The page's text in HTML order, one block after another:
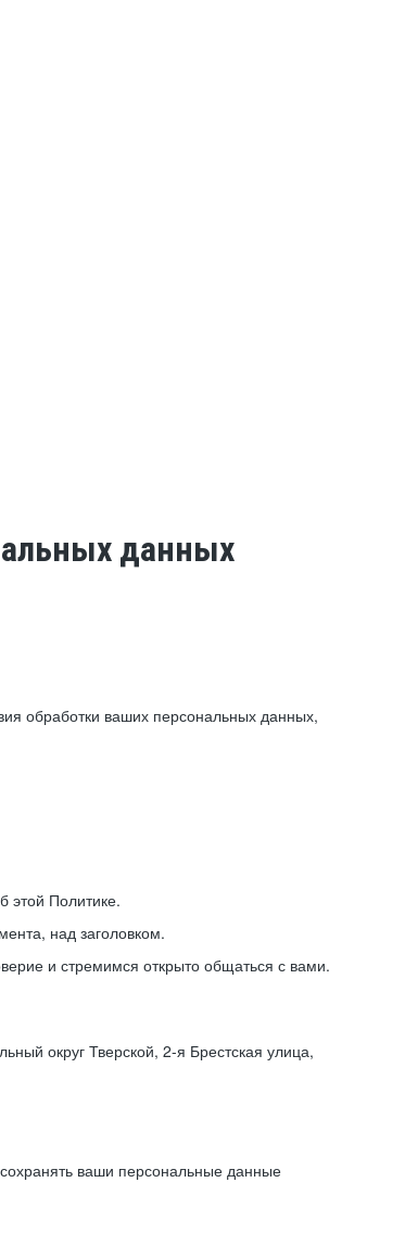
данных
обработки ваших персональных данных,
этой Политике.
над заголовком.
и стремимся открыто общаться с вами.
округ Тверской, 2-я Брестская улица,
ваши персональные данные